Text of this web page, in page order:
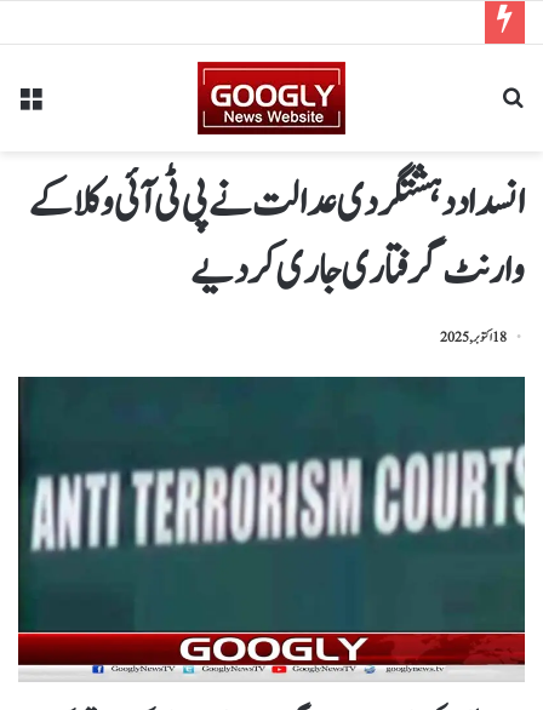
انسداد دہشتگردی عدالت نے پی ٹی آئی وکلا کے
وارنٹ گرفتاری جاری کر دیے
18 اکتوبر, 2025